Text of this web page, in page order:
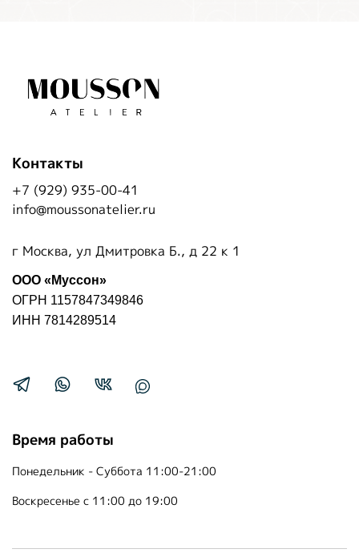
Время работы
Понедельник - Суббота 11:00-21:00
Воскресенье с 11:00 до 19:00
Контакты
+7 (929) 935-00-41
info@moussonatelier.ru
г Москва, ул Дмитровка Б., д 22 к 1
ООО «Муссон»
ОГРН 1157847349846
ИНН 7814289514